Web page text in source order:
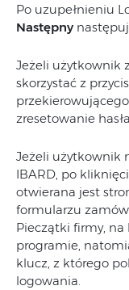
Po uzupełnieniu
Następny
Jeżeli użytkownik
skorzystać z
zresetowanie
Jeżeli użytkownik
IBARD, po
otwierana jest
formularzu
Pieczątki firmy,
programie,
klucz, z którego
logowania.